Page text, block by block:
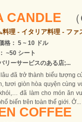
CANDLE
料理 - イタリア料理 - ファ
格： 5 ~ 10 ドル
~50 シート
リーサービスのある店;...
đã trở thành biểu tượng
tươi giòn hòa quyện cùng
đã làm cho món ăn
biến trên toàn thế giới. Ở...
COFFEE